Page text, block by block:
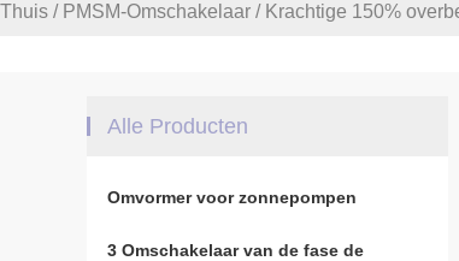
Thuis / PMSM-Omschakelaar / Krachtige 150%
Alle Producten
Omvormer voor zonnepompen
3 Omschakelaar van de fase de